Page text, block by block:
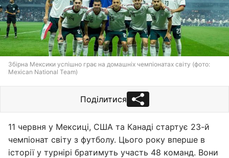
Збірна Мексики успішно грає на домашніх чемпіонатах світу (фото:
Mexican National Team)
Поділитися
11 червня у Мексиці, США та Канаді стартує 23-й
чемпіонат світу з футболу. Цього року вперше в
історії у турнірі братимуть участь 48 команд. Вони